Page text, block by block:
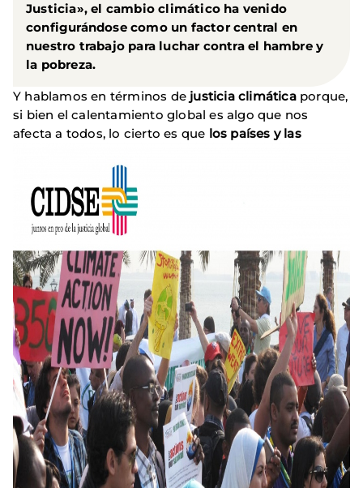
Justicia», el cambio climático ha venido
configurándose como un factor central en
nuestro trabajo para luchar contra el hambre y
la pobreza.
Y hablamos en términos de justicia climáticaporque,
si bien el calentamiento global es algo que nos
afecta a todos, lo cierto es que los países y las